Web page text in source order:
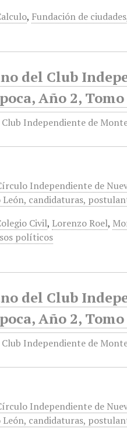
, Fundación de ciudades
del Club
Año 2,
Independiente de
candidaturas,
Civil, Lorenzo Roel,
políticos
del Club
Año 2,
Independiente de
candidaturas,